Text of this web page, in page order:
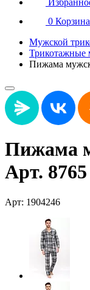
0 Корзина
Мужской
Пижама
Пижама
Арт. 8765
Арт: 1904246